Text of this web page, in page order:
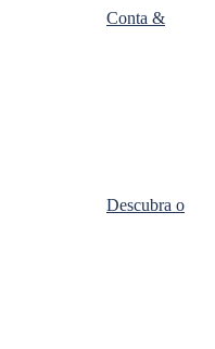
Conta &
Descubra o